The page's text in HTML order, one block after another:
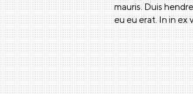
mauris. Duis
eu eu erat. In in ex